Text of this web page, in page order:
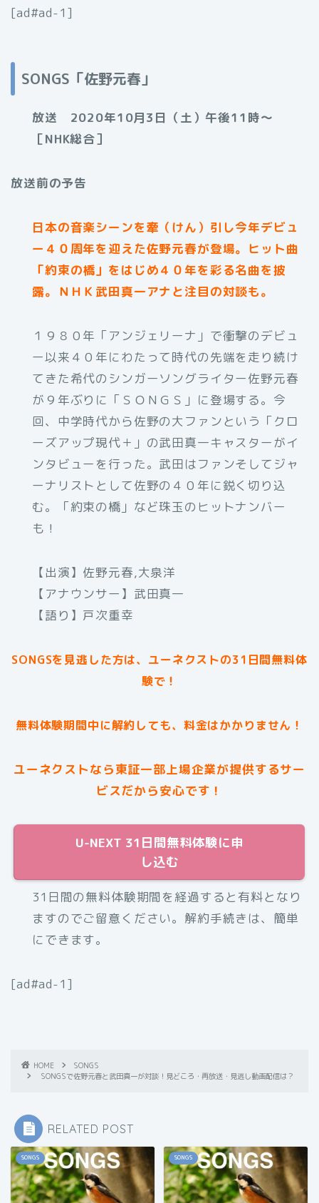
[ad#ad-1]
SONGS「佐野元春 」
放送 2020年10月3日（土）午後11時〜
［NHK総合］
放送前の予告
日本の音楽シーンを牽（けん）引し今年デビュ
ー４０周年を迎えた佐野元春が登場。ヒット曲
「約束の橋」をはじめ４０年を彩る名曲を披
露。ＮＨＫ武田真一アナと注目の対談も。
１９８０年「アンジェリーナ」で衝撃のデビュ
ー以来４０年にわたって時代の先端を走り続け
てきた希代のシンガーソングライター佐野元春
が９年ぶりに「ＳＯＮＧＳ」に登場する。今
回、中学時代から佐野の大ファンという「クロ
ーズアップ現代＋」の武田真一キャスターがイ
ンタビューを行った。武田はファンそしてジャ
ーナリストとして佐野の４０年に鋭く切り込
む。「約束の橋」など珠玉のヒットナンバー
も！
【出演】佐野元春,大泉洋
【アナウンサー】武田真一
【語り】戸次重幸
SONGSを見逃した方は、ユーネクストの31日間無料体
験で！
無料体験期間中に解約しても、料金はかかりません！
ユーネクストなら東証一部上場企業が提供するサー
ビスだから安心です！
U-NEXT 31日間無料体験に申
し込む
31日間の無料体験期間を経過すると有料となり
ますのでご留意ください。解約手続きは、簡単
にできます。
[ad#ad-1]
HOME
SONGS
SONGSで佐野元春と武田真一が対談！見どころ・再放送・見逃し動画配信は？
RELATED POST
SONGS SONGS